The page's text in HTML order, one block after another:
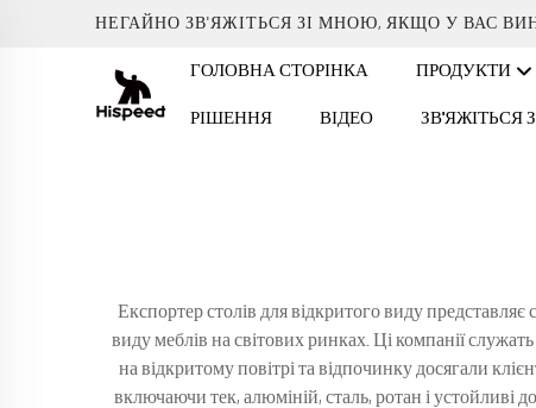
НЕГАЙНО ЗВ'ЯЖІТЬСЯ ЗІ МНОЮ, ЯКЩО У ВАС
ГОЛОВНА СТОРІНКА ПРОДУКТИ
РІШЕННЯ ВІДЕО ЗВ'ЯЖІТЬСЯ
Експортер столів для відкритого виду представляє
виду меблів на світових ринках. Ці компанії
на відкритому повітрі та відпочинку досягали
включаючи тек, алюміній, сталь, ротан і устойливі